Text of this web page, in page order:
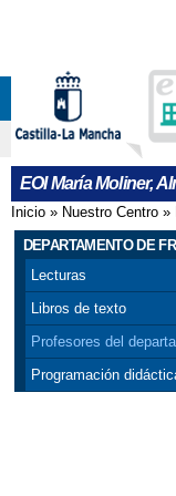
EOI María Moliner,
Se
Inicio » Nuestro Centro »
DEPARTAMENTO DE
Lecturas
Libros de texto
Profesores del
Programación